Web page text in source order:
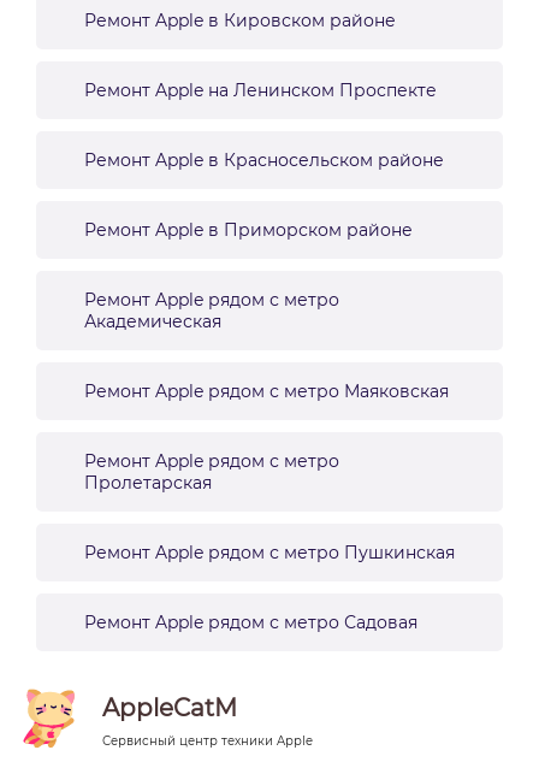
Ремонт Apple в Кировском районе
Ремонт Apple на Ленинском Проспекте
Ремонт Apple в Красносельском районе
Ремонт Apple в Приморском районе
Ремонт Apple рядом с метро
Академическая
Ремонт Apple рядом с метро Маяковская
Ремонт Apple рядом с метро
Пролетарская
Ремонт Apple рядом с метро Пушкинская
Ремонт Apple рядом с метро Садовая
AppleCatM
Сервисный центр техники Apple